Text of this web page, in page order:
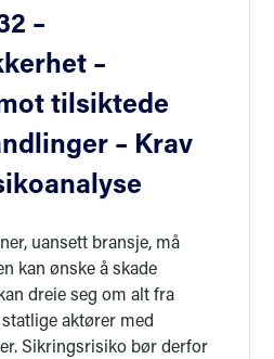
–
–
tilsiktede
– Krav
uansett bransje, må
kan ønske å skade
dreie seg om alt fra
aktører med
Sikringsrisiko bør derfor